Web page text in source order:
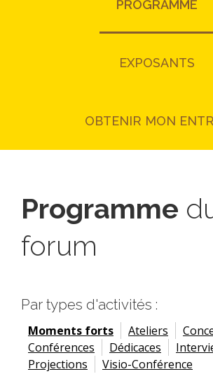
PROGRAMME
EXPOSANTS
OBTENIR MON
Programme
forum
Par types d'activités :
Moments forts Ateliers
Conférences
Dédicaces
Projections
Visio-Conférence